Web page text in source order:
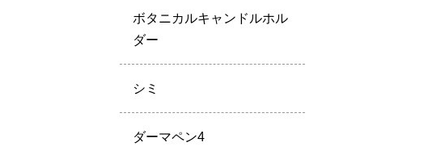
ボタニカルキャンドルホル
ダー
シミ
ダーマペン4